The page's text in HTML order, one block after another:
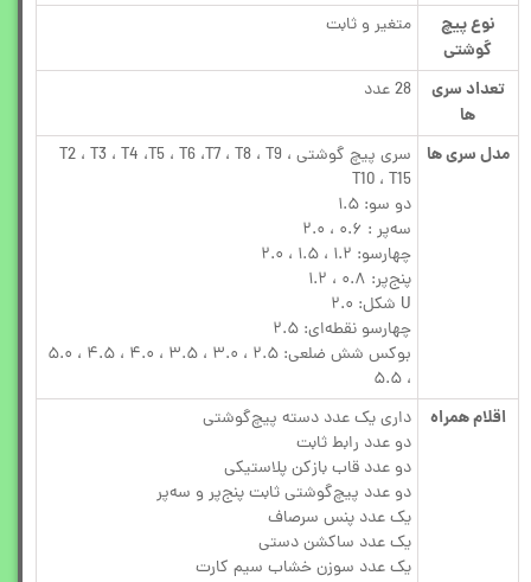
نوع پیچ
گوشتی
متغیر و ثابت
تعداد سری
ها
28 عدد
مدل سری ها
سری پیچ گوشتی T2 ، T3 ، T4 ،T5 ، T6 ،T7 ، T8 ، T9 ،
T10 ، T15
دو سو: ۱.۵
سه‌پر : ۰.۶ ، ۲.۰
چهارسو: ۱.۲ ، ۱.۵ ، ۲.۰
پنج‌پر: ۰.۸ ، ۱.۲
U شکل: ۲.۰
چهارسو نقطه‌ای: ۲.۵
بوکس شش ضلعی: ۲.۵ ، ۳.۰ ، ۳.۵ ، ۴.۰ ، ۴.۵ ، ۵.۰
، ۵.۵
اقلام همراه
داری یک عدد دسته پیچ‌گوشتی
دو عدد رابط ثابت
دو عدد قاب باز‌کن پلاستیکی
دو عدد پیچ‌گوشتی ثابت پنج‌پر و سه‌پر
یک عدد پنس سرصاف
یک عدد ساکشن دستی
یک عدد سوزن خشاب سیم کارت